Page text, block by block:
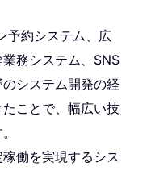
予約システム、広
務システム、SNS
システム開発の経
ことで、幅広い技
働を実現するシス